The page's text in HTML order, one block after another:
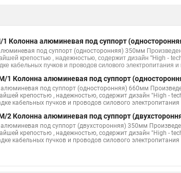
1 Колонна алюминевая под суппорт
под суппорт (односторонняя) 350мм
крепостью , надежностью, содержит дизайн "High -
кабельных пучков и проводов силового электропитания
1 Колонна алюминевая под суппорт
под суппорт (односторонняя) 660мм
крепостью , надежностью, содержит дизайн "High -
кабельных пучков и проводов силового
2 Колонна алюминевая под суппорт
под суппорт (двухсторонняя) 350мм
крепостью , надежностью, содержит дизайн "High -
кабельных пучков и проводов силового